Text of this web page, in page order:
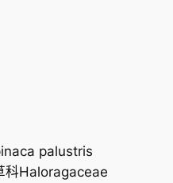
palustris
科Haloragaceae